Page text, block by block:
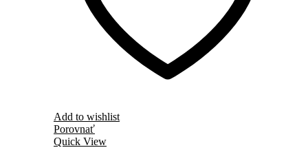
Add to wishlist
Porovnať
Quick View